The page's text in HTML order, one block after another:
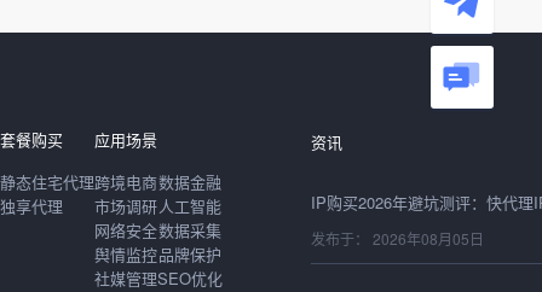
套餐购买
静态住宅代理
独享代理
应用场景
跨境电商
市场调研
网络安全
舆情监控
社媒管理
数据金融
人工智能
数据采集
品牌保护
SEO优化
资讯
发布于： 2026年08月06日
发布于： 2026年08月05日